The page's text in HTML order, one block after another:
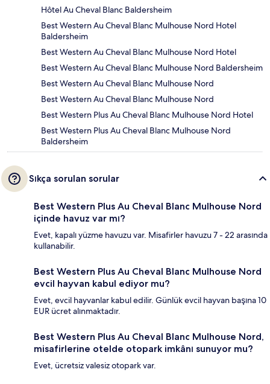
Hôtel Au Cheval Blanc Baldersheim
Best Western Au Cheval Blanc Mulhouse Nord Hotel
Baldersheim
Best Western Au Cheval Blanc Mulhouse Nord Hotel
Best Western Au Cheval Blanc Mulhouse Nord Baldersheim
Best Western Au Cheval Blanc Mulhouse Nord
Best Western Au Cheval Blanc Mulhouse Nord
Best Western Plus Au Cheval Blanc Mulhouse Nord Hotel
Best Western Plus Au Cheval Blanc Mulhouse Nord
Baldersheim
Sıkça sorulan sorular
Best Western Plus Au Cheval Blanc Mulhouse Nord
içinde havuz var mı?
Evet, kapalı yüzme havuzu var. Misafirler havuzu 7 - 22 arasında
kullanabilir.
Best Western Plus Au Cheval Blanc Mulhouse Nord
evcil hayvan kabul ediyor mu?
Evet, evcil hayvanlar kabul edilir. Günlük evcil hayvan başına 10
EUR ücret alınmaktadır.
Best Western Plus Au Cheval Blanc Mulhouse Nord,
misafirlerine otelde otopark imkânı sunuyor mu?
Evet, ücretsiz valesiz otopark var.